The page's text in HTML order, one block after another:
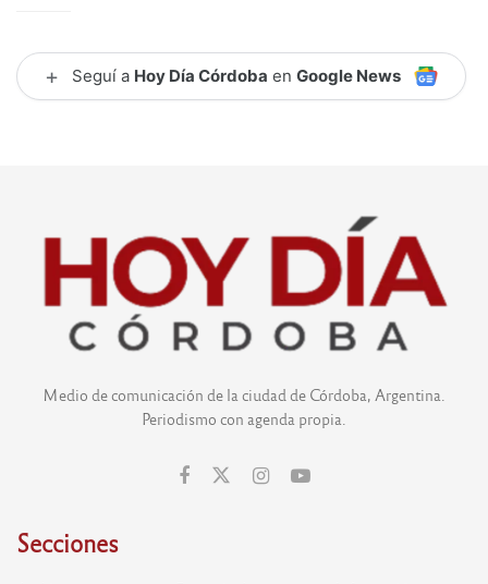
+ Seguí a Hoy Día Córdoba en Google News
Medio de comunicación de la ciudad de Córdoba, Argentina.
Periodismo con agenda propia.
Secciones